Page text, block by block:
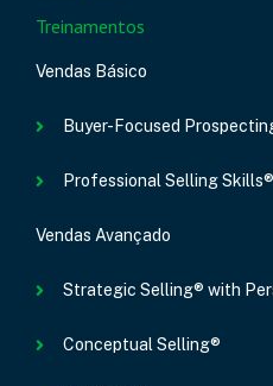
Treinamentos
Vendas Básico
Buyer-Focused
Professional Selling Skills®
Vendas Avançado
Strategic Selling® with
Conceptual Selling®